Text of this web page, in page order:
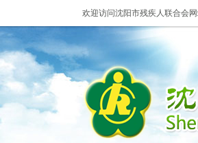
欢迎访问沈阳市残疾人联合会